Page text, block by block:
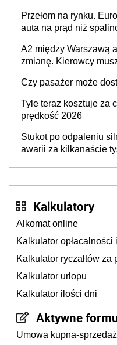
Przełom na rynku.
auta na prąd niż
A2 między Warszawą
zmianę. Kierowcy
Czy pasażer może
Tyle teraz kosztuje za
prędkość 2026
Stukot po odpaleniu
awarii za kilkanaście
Kalkulatory
Alkomat online
Kalkulator
Kalkulator ryczałtów za
Kalkulator urlopu
Kalkulator ilości dni
Aktywne
Umowa kupna-